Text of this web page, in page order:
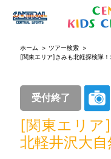
ホーム > ツアー検索>
[関東エリア]きみも北軽探検隊
受付終了
[関東エリア
北軽井沢大